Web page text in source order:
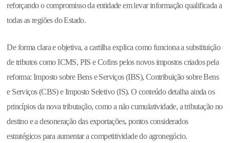
reforçando o compromisso da entidade em levar informação qualificada a
todas as regiões do Estado.
De forma clara e objetiva, a cartilha explica como funciona a substituição
de tributos como ICMS, PIS e Cofins pelos novos impostos criados pela
reforma: Imposto sobre Bens e Serviços (IBS), Contribuição sobre Bens
e Serviços (CBS) e Imposto Seletivo (IS). O conteúdo detalha ainda os
princípios da nova tributação, como a não cumulatividade, a tributação no
destino e a desoneração das exportações, pontos considerados
estratégicos para aumentar a competitividade do agronegócio.